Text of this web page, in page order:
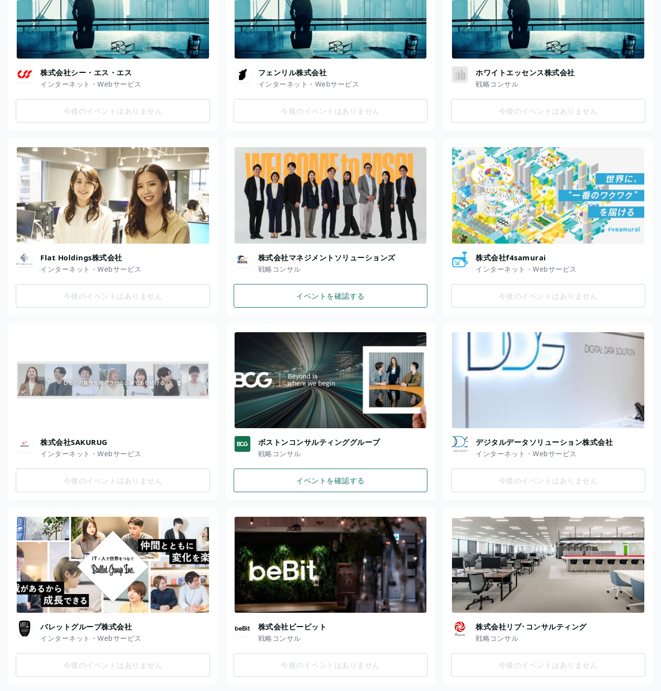
株式会社シー・エス・エス
インターネット・Webサービス
今後のイベントはありません
フェンリル株式会社
インターネット・Webサービス
今後のイベントはありません
ホワイトエッセンス株式会社
戦略コンサル
今後のイベントはありません
Flat Holdings株式会社
インターネット・Webサービス
今後のイベントはありません
株式会社マネジメントソリューションズ
戦略コンサル
イベントを確認する
株式会社f4samurai
インターネット・Webサービス
今後のイベントはありません
株式会社SAKURUG
インターネット・Webサービス
今後のイベントはありません
ボストンコンサルティンググループ
戦略コンサル
イベントを確認する
デジタルデータソリューション株式会社
インターネット・Webサービス
今後のイベントはありません
バレットグループ株式会社
インターネット・Webサービス
今後のイベントはありません
株式会社ビービット
戦略コンサル
今後のイベントはありません
株式会社リブ･コンサルティング
戦略コンサル
今後のイベントはありません